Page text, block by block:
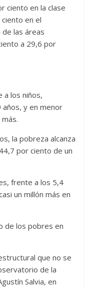
ciento en la clase
en el
las áreas
a 29,6 por
a los niños,
y en menor
la pobreza alcanza
por ciento de un
frente a los 5,4
un millón más en
de los pobres en
que no se
de la
Salvia, en